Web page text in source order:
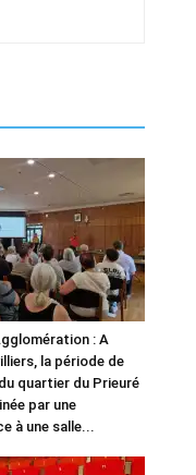
: A
la période de
quartier du Prieuré
par une
à une salle...